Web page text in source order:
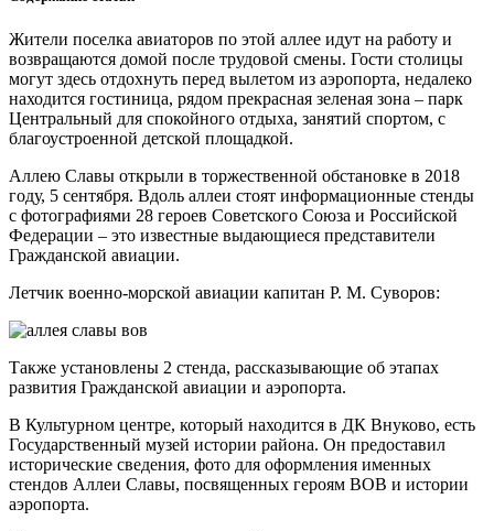
Жители поселка авиаторов по этой аллее идут на работу и
возвращаются домой после трудовой смены. Гости столицы
могут здесь отдохнуть перед вылетом из аэропорта, недалеко
находится гостиница, рядом прекрасная зеленая зона – парк
Центральный для спокойного отдыха, занятий спортом, с
благоустроенной детской площадкой.
Аллею Славы открыли в торжественной обстановке в 2018
году, 5 сентября. Вдоль аллеи стоят информационные стенды
с фотографиями 28 героев Советского Союза и Российской
Федерации – это известные выдающиеся представители
Гражданской авиации.
Летчик военно-морской авиации капитан Р. М. Суворов:
Также установлены 2 стенда, рассказывающие об этапах
развития Гражданской авиации и аэропорта.
В Культурном центре, который находится в ДК Внуково, есть
Государственный музей истории района. Он предоставил
исторические сведения, фото для оформления именных
стендов Аллеи Славы, посвященных героям ВОВ и истории
аэропорта.